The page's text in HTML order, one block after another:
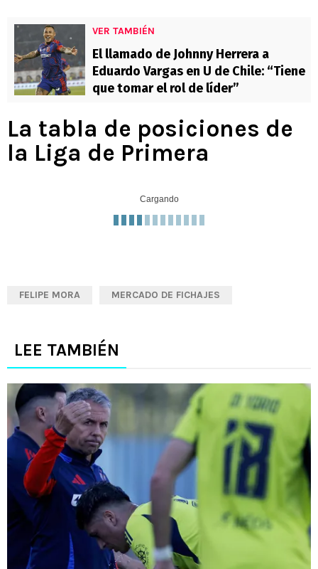
VER TAMBIÉN
El llamado de Johnny Herrera a
Eduardo Vargas en U de Chile: “Tiene
que tomar el rol de líder”
La tabla de posiciones de
la Liga de Primera
Cargando
FELIPE MORA MERCADO DE FICHAJES
LEE TAMBIÉN